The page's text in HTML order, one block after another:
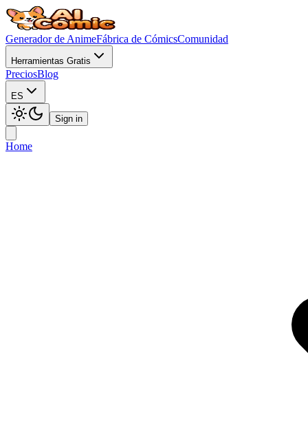
Generador de AnimeFábrica de CómicsComunidad
Herramientas Gratis
PreciosBlog
ES
Sign in
Home